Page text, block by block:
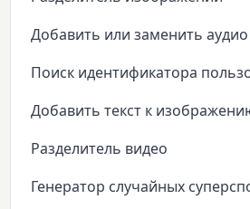
Добавить или заменить
Поиск идентификатора
Добавить текст к
Разделитель видео
Генератор случайных